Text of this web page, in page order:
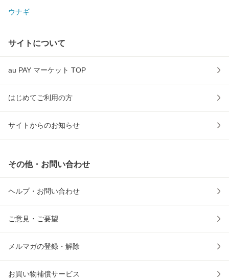
ウナギ
サイトについて
au PAY マーケット TOP
はじめてご利用の方
サイトからのお知らせ
その他・お問い合わせ
ヘルプ・お問い合わせ
ご意見・ご要望
メルマガの登録・解除
お買い物補償サービス